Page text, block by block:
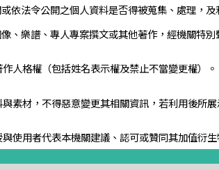
依法令公開之個人資料是否得被蒐集、處理，
、樂譜、專人專案撰文或其他著作，經機關特
人格權（包括姓名表示權及禁止不當變更權）。
素材，不得惡意變更其相關資訊，若利用後所
使用者代表本機關建議、認可或贊同其加值衍生